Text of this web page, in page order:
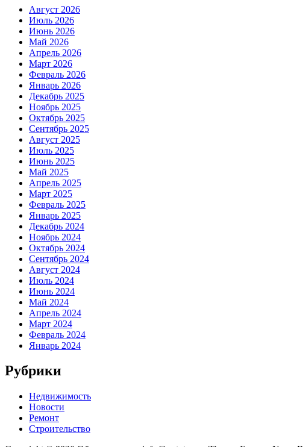
Август 2026
Июль 2026
Июнь 2026
Май 2026
Апрель 2026
Март 2026
Февраль 2026
Январь 2026
Декабрь 2025
Ноябрь 2025
Октябрь 2025
Сентябрь 2025
Август 2025
Июль 2025
Июнь 2025
Май 2025
Апрель 2025
Март 2025
Февраль 2025
Январь 2025
Декабрь 2024
Ноябрь 2024
Октябрь 2024
Сентябрь 2024
Август 2024
Июль 2024
Июнь 2024
Май 2024
Апрель 2024
Март 2024
Февраль 2024
Январь 2024
Рубрики
Недвижимость
Новости
Ремонт
Строительство